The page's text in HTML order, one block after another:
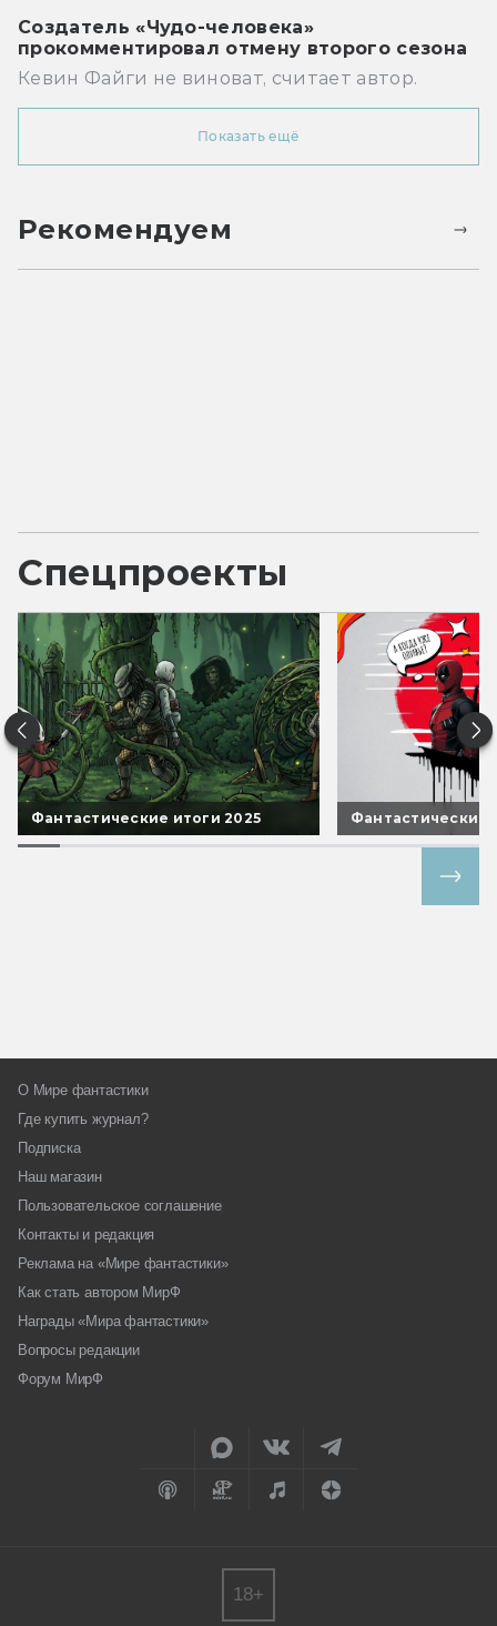
Создатель «Чудо-человека»
прокомментировал отмену второго сезона
Кевин Файги не виноват, считает автор.
Показать ещё
Рекомендуем
Спецпроекты
Фантастические итоги 2025 Фантастические
О Мире фантастики
Где купить журнал?
Подписка
Наш магазин
Пользовательское соглашение
Контакты и редакция
Реклама на «Мире фантастики»
Как стать автором МирФ
Награды «Мира фантастики»
Вопросы редакции
Форум МирФ
18+